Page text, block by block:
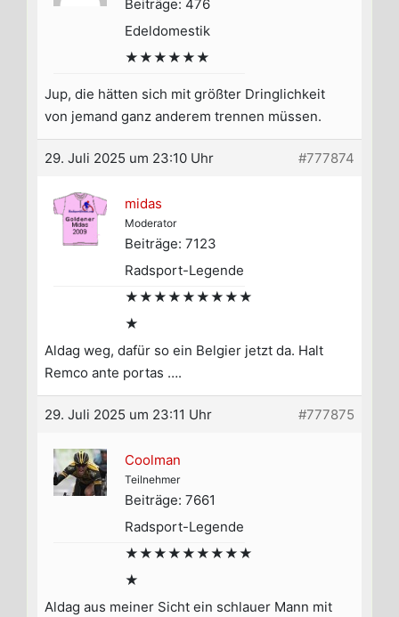
Beiträge: 476
Edeldomestik
★★★★★★
Jup, die hätten sich mit größter Dringlichkeit
von jemand ganz anderem trennen müssen.
29. Juli 2025 um 23:10 Uhr #777874
midas
Moderator
Beiträge: 7123
Radsport-Legende
★★★★★★★★★
★
Aldag weg, dafür so ein Belgier jetzt da. Halt
Remco ante portas ….
29. Juli 2025 um 23:11 Uhr #777875
Coolman
Teilnehmer
Beiträge: 7661
Radsport-Legende
★★★★★★★★★
★
Aldag aus meiner Sicht ein schlauer Mann mit